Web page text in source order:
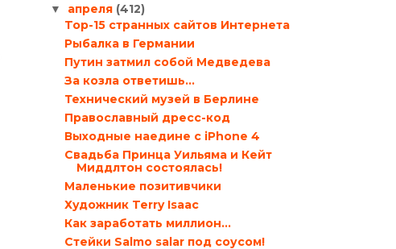
▼ апреля (412)
Top-15 странных сайтов Интернета
Рыбалка в Германии
Путин затмил собой Медведева
За козла ответишь…
Технический музей в Берлине
Православный дресс-код
Выходные наедине с iPhone 4
Свадьба Принца Уильяма и Кейт
Миддлтон состоялась!
Маленькие позитивчики
Художник Terry Isaac
Как заработать миллион…
Стейки Salmo salar под соусом!